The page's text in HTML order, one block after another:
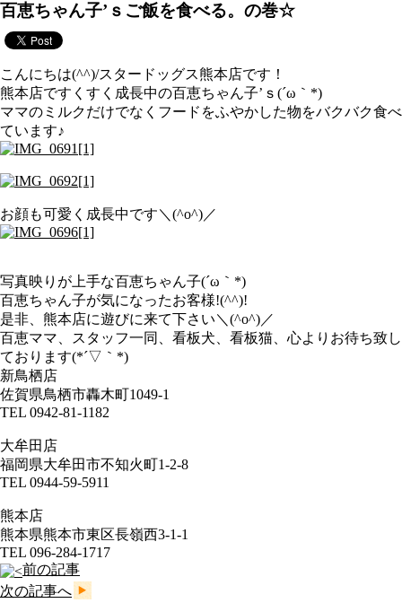
百恵ちゃん子’ｓご飯を食べる。の巻☆
こんにちは(^^)/スタードッグス熊本店です！
熊本店ですくすく成長中の百恵ちゃん子’ｓ(´ω｀*)
ママのミルクだけでなくフードをふやかした物をバクバク食べ
ています♪
お顔も可愛く成長中です＼(^o^)／
写真映りが上手な百恵ちゃん子(´ω｀*)
百恵ちゃん子が気になったお客様!(^^)!
是非、熊本店に遊びに来て下さい＼(^o^)／
百恵ママ、スタッフ一同、看板犬、看板猫、心よりお待ち致し
ております(*´▽｀*)
新鳥栖店
佐賀県鳥栖市轟木町1049-1
TEL 0942-81-1182
大牟田店
福岡県大牟田市不知火町1-2-8
TEL 0944-59-5911
熊本店
熊本県熊本市東区長嶺西3-1-1
TEL 096-284-1717
前の記事
次の記事へ